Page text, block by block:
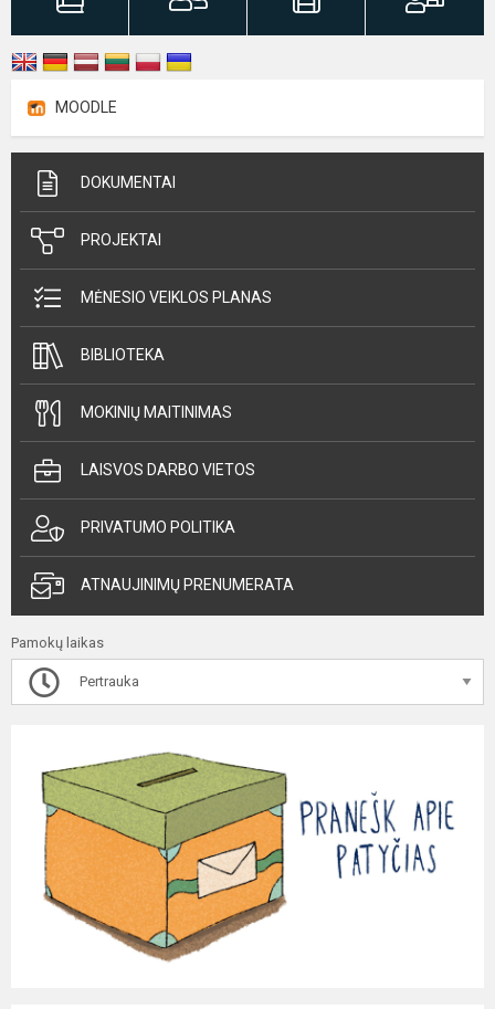
MOODLE
DOKUMENTAI
PROJEKTAI
MĖNESIO VEIKLOS PLANAS
BIBLIOTEKA
MOKINIŲ MAITINIMAS
LAISVOS DARBO VIETOS
PRIVATUMO POLITIKA
ATNAUJINIMŲ PRENUMERATA
Pamokų laikas
Pertrauka